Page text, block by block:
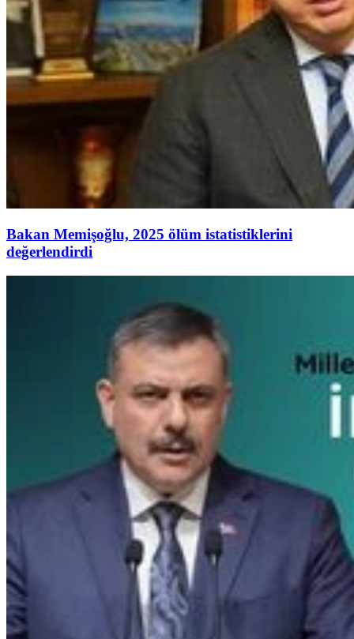
Bakan Memişoğlu, 2025 ölüm istatistiklerini
değerlendirdi